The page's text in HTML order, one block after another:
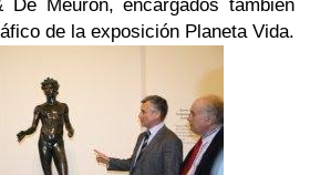
De Meuron, encargados también
de la exposición Planeta Vida.